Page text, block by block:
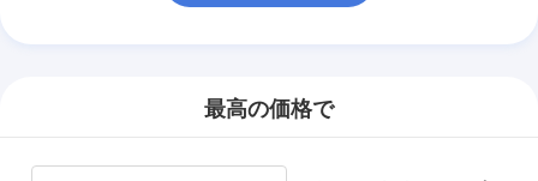
最高の価格で